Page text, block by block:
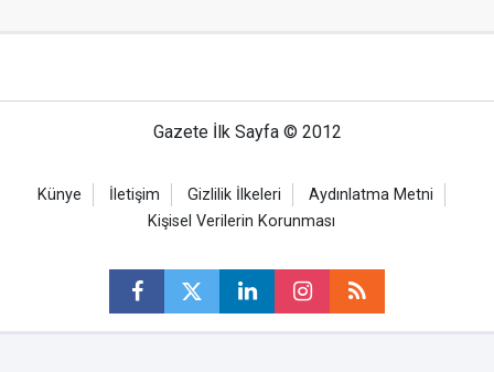
Gazete İlk Sayfa © 2012
Künye İletişim Gizlilik İlkeleri
Aydınlatma Metni
Kişisel Verilerin Korunması